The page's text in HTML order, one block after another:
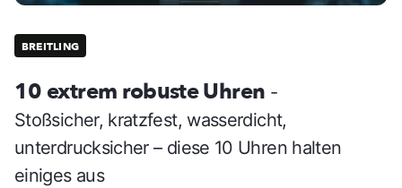
BREITLING
10 extrem robuste Uhren -
Stoßsicher, kratzfest, wasserdicht,
unterdrucksicher – diese 10 Uhren halten
einiges aus